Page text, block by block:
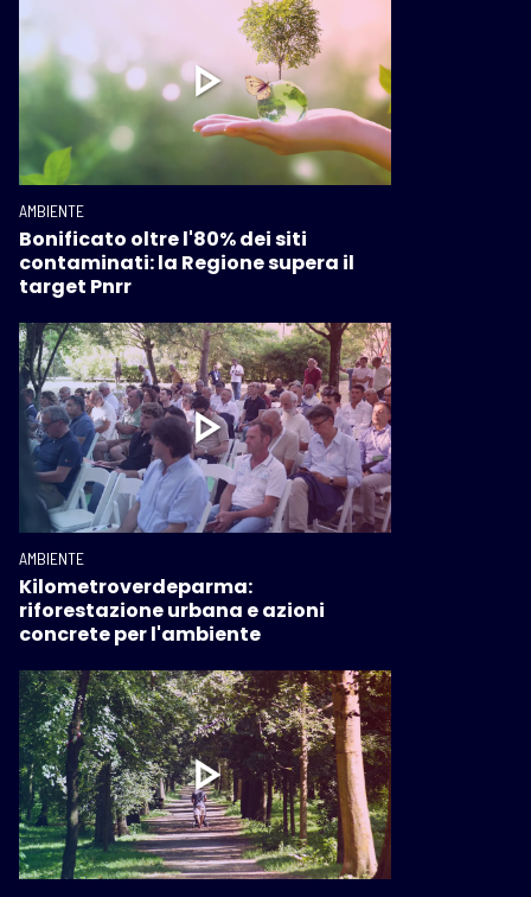
AMBIENTE
Bonificato oltre l'80% dei siti
contaminati: la Regione supera il
target Pnrr
AMBIENTE
Kilometroverdeparma:
riforestazione urbana e azioni
concrete per l'ambiente